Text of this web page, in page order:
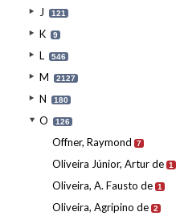
J 121
K 9
L 546
M 2127
N 180
O 126
Offner, Raymond 7
Oliveira Júnior, Artur de 1
Oliveira, A. Fausto de 1
Oliveira, Agripino de 2